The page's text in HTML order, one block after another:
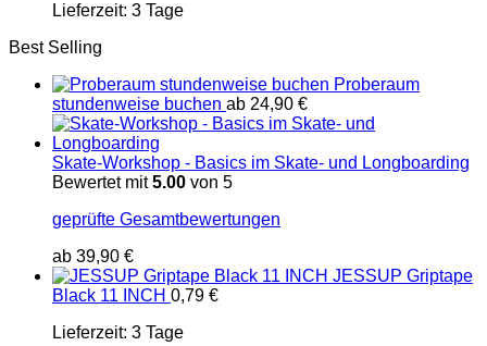
Lieferzeit: 3 Tage
Best Selling
Proberaum
stundenweise buchen ab 24,90 €
Skate-Workshop - Basics im Skate- und Longboarding
Bewertet mit5.00 von 5
geprüfte Gesamtbewertungen
ab 39,90 €
JESSUP Griptape
Black 11 INCH 0,79 €
Lieferzeit: 3 Tage